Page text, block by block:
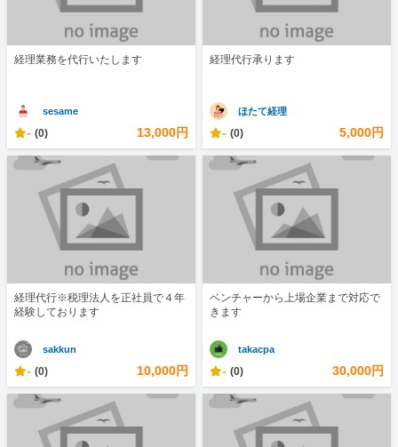
経理業務を代行いたします
sesame
- (0) 13,000円
経理代行承ります
ほたて経理
- (0) 5,000円
経理代行※税理法人を正社員で４年
経験しております
sakkun
- (0) 10,000円
ベンチャーから上場企業まで対応で
きます
takacpa
- (0) 30,000円